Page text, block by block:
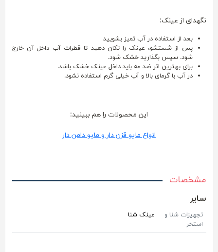
نگهدای از عینک:
بعد از استفاده در آب تمیز بشویید
پس از شستشو، عینک را تکان دهید تا قطرات آب داخل آن خارج
شود. سپس بگذارید خشک شود.
برای بهترین اثر ضد مه باید داخل عینک خشک باشد.
در آب با گرمای بالا و آب خیلی گرم استفاده نشود.
این محصولات را هم ببینید:
انواع مایو قزن دار و مایو دامن دار
مشخصات
سایر
تجهیزات شنا و
استخر
عینک شنا